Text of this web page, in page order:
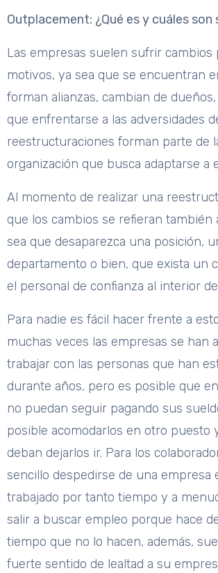
Outplacement: ¿Qué es y cuáles son
Las empresas suelen sufrir cambios
motivos, ya sea que se encuentran
forman alianzas, cambian de
que enfrentarse a las adversidades
reestructuraciones forman parte de
organización que busca adaptarse a
Al momento de realizar una
que los cambios se refieran también
sea que desaparezca una posición,
departamento o bien, que exista un
el personal de confianza al interior
Para nadie es fácil hacer frente a
muchas veces las empresas se han
trabajar con las personas que han
durante años, pero es posible que
no puedan seguir pagando sus
posible acomodarlos en otro puesto
deban dejarlos ir. Para los
sencillo despedirse de una empresa
trabajado por tanto tiempo y a
salir a buscar empleo porque hace
tiempo que no lo hacen, además,
fuerte sentido de lealtad a su